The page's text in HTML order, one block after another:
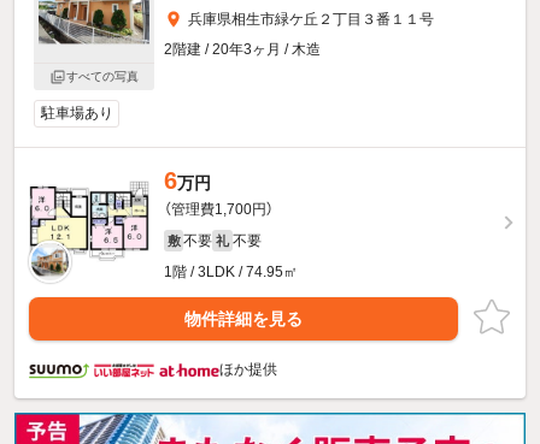
すべての写真
兵庫県相生市緑ケ丘２丁目３番１１号
2階建 / 20年3ヶ月 / 木造
駐車場あり
6万円
（管理費1,700円）
敷 不要 礼 不要
1階 / 3LDK / 74.95㎡
物件詳細を見る
ほか提供